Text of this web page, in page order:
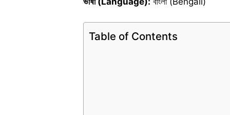
Table of Contents